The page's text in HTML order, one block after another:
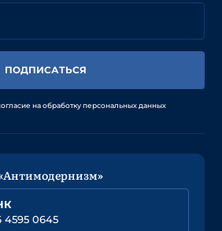
ПОДПИСАТЬСЯ
на обработку персональных данных
4595 0645